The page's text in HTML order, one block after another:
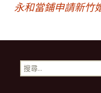
章
導
覽
永和當鋪申請新竹
搜
尋